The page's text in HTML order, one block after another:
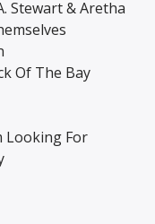
Stewart & Aretha
Of The Bay
Looking For